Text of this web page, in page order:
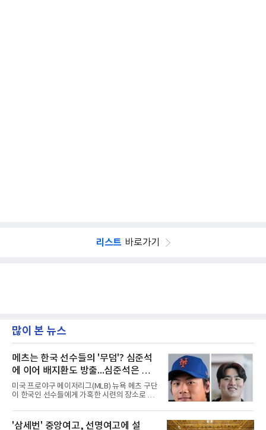
리스트 바로가기
많이 본 뉴스
메츠는 한국 선수들의 '무덤'? 심준석
에 이어 배지환도 방출...심준석은 이
미 귀국, 배지환은 미국 잔류할 듯
미국 프로야구 메이저리그(MLB) 뉴욕 메츠 구단
이 한국인 선수들에게 가혹한 시련의 장소로 전
대형 유망주로 기대를 모았던 투수 심준석에 이
어, 빅리그 경력을 지닌 내외야수 배지환까지 연
'삼세번' 중앙여고, 선명여고에 설